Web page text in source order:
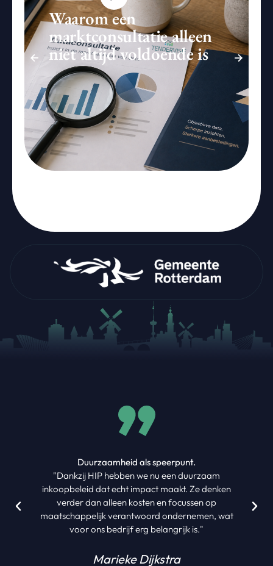
Waarom een
marktconsultatie alleen
niet altijd voldoende is
Duurzaamheid als speerpunt.
"Dankzij HIP hebben we nu een duurzaam
inkoopbeleid dat echt impact maakt. Ze denken
verder dan alleen kosten en focussen op
maatschappelijk verantwoord ondernemen, wat
voor ons bedrijf erg belangrijk is."
Marieke Dijkstra